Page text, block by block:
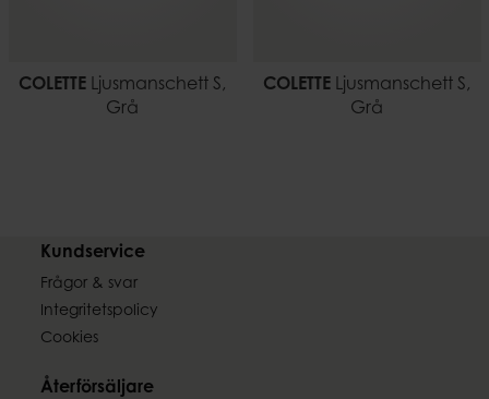
COLETTE Ljusmanschett S,
Grå
COLETTE Ljusmanschett S,
Grå
Kundservice
Frågor & svar
Integritetspolicy
Cookies
Återförsäljare